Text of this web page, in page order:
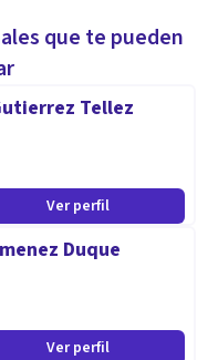
junto con mis
del Dr Lopez Rosetti
encuentro
que te pueden
Tellez
Ver perfil
Duque
Ver perfil